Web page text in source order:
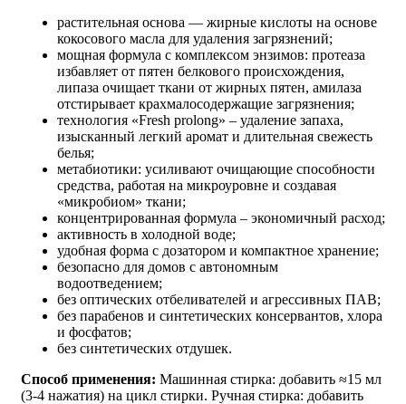
растительная основа — жирные кислоты на основе
кокосового масла для удаления загрязнений;
мощная формула с комплексом энзимов: протеаза
избавляет от пятен белкового происхождения,
липаза очищает ткани от жирных пятен, амилаза
отстирывает крахмалосодержащие загрязнения;
технология «Fresh prolong» – удаление запаха,
изысканный легкий аромат и длительная свежесть
белья;
метабиотики: усиливают очищающие способности
средства, работая на микроуровне и создавая
«микробиом» ткани;
концентрированная формула – экономичный расход;
активность в холодной воде;
удобная форма с дозатором и компактное хранение;
безопасно для домов с автономным
водоотведением;
без оптических отбеливателей и агрессивных ПАВ;
без парабенов и синтетических консервантов, хлора
и фосфатов;
без синтетических отдушек.
Способ применения: Машинная стирка: добавить ≈15 мл
(3-4 нажатия) на цикл стирки. Ручная стирка: добавить